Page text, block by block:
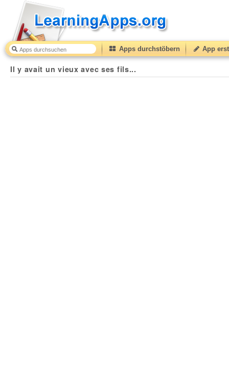
Apps durchstöbern App
Il y avait un vieux avec ses fils...